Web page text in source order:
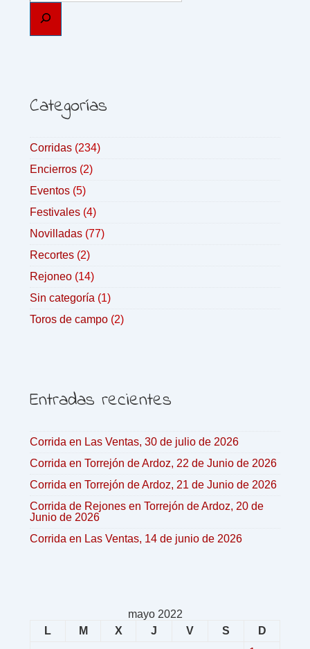
Categorías
Corridas (234)
Encierros (2)
Eventos (5)
Festivales (4)
Novilladas (77)
Recortes (2)
Rejoneo (14)
Sin categoría (1)
Toros de campo (2)
Entradas recientes
Corrida en Las Ventas, 30 de julio de 2026
Corrida en Torrejón de Ardoz, 22 de Junio de 2026
Corrida en Torrejón de Ardoz, 21 de Junio de 2026
Corrida de Rejones en Torrejón de Ardoz, 20 de
Junio de 2026
Corrida en Las Ventas, 14 de junio de 2026
mayo 2022
L
M X J V S
D